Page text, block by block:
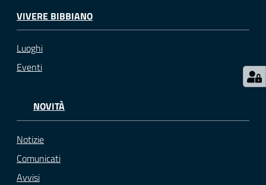
VIVERE BIBBIANO
Luoghi
Eventi
NOVITÀ
Notizie
Comunicati
Avvisi